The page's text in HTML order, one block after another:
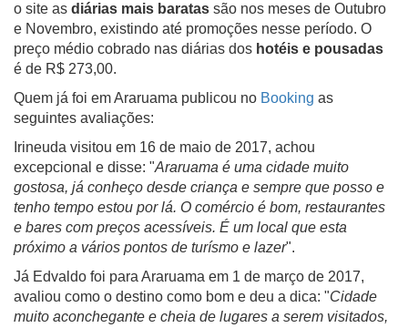
o site as diárias mais baratas são nos meses de Outubro
e Novembro, existindo até promoções nesse período. O
preço médio cobrado nas diárias dos hotéis e pousadas
é de R$ 273,00.
Quem já foi em Araruama publicou no Booking as
seguintes avaliações:
Irineuda visitou em 16 de maio de 2017, achou
excepcional e disse: "Araruama é uma cidade muito
gostosa, já conheço desde criança e sempre que posso e
tenho tempo estou por lá. O comércio é bom, restaurantes
e bares com preços acessíveis. É um local que esta
próximo a vários pontos de turísmo e lazer".
Já Edvaldo foi para Araruama em 1 de março de 2017,
avaliou como o destino como bom e deu a dica: "Cidade
muito aconchegante e cheia de lugares a serem visitados,